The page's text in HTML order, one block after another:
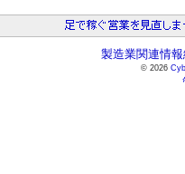
製造業関連情
© 2026